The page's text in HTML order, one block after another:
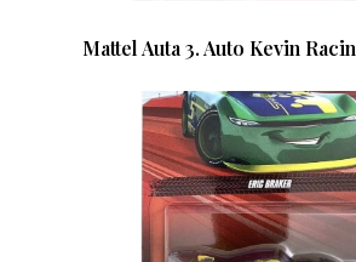
Mattel Auta 3. Auto Kevin